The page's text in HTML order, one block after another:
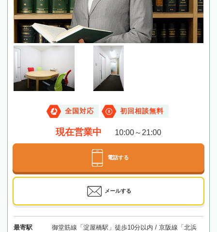
全国対応 初回相談無料
現在営業中 10:00～21:00
電話する
メールする
最寄駅
御堂筋線「淀屋橋駅」徒歩10分以内 / 京阪線「北浜